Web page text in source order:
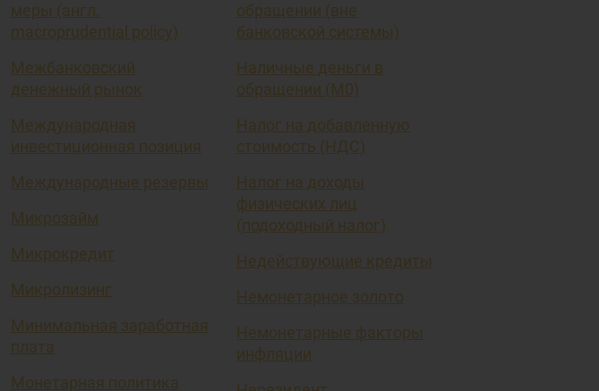
меры (англ.
macroprudential policy)
Межбанковский
денежный рынок
Международная
инвестиционная позиция
Международные резервы
Микрозайм
Микрокредит
Микролизинг
Минимальная заработная
плата
Монетарная политика
обращении (вне
банковской системы)
Наличные деньги в
обращении (М0)
Налог на добавленную
стоимость (НДС)
Налог на доходы
физических лиц
(подоходный налог)
Недействующие кредиты
Немонетарное золото
Немонетарные факторы
инфляции